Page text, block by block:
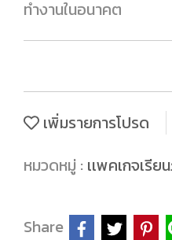
ทำงานในอนาคต
เพิ่มรายการโปรด
หมวดหมู่ : เเพคเกจเรี
Share